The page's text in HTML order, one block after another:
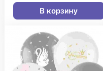
В корзину